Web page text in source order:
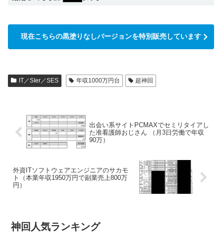
現在こちらの黒塗りなしバージョンを特別販売しています
IT／SIer／SES 年収1000万円台 超神回
出会い系サイトPCMAXでセミリタイアし
た准看護師おじさん （月3日労働で年収
90万）
外資ITソフトウェアエンジニアのサカモ
ト（本業年収1950万円で副業売上800万
円）
神回人気ランキング